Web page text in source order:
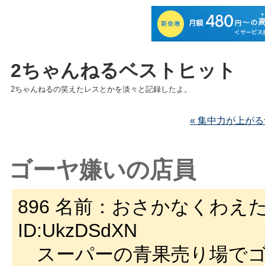
2ちゃんねるベストヒット
2ちゃんねるの笑えたレスとかを淡々と記録したよ。
« 集中力が上が
ゴーヤ嫌いの店員
896 名前：おさかなくわえ
ID:UkzDSdXN
スーパーの青果売り場で